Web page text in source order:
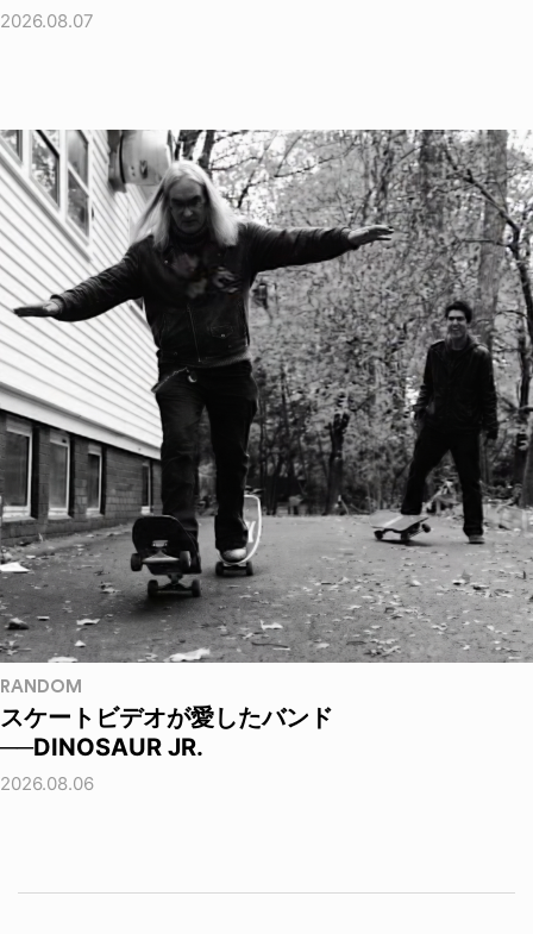
2026.08.07
RANDOM
スケートビデオが愛したバンド
──DINOSAUR JR.
2026.08.06